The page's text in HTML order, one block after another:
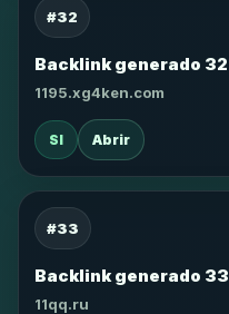
#32
Backlink generado 32
1195.xg4ken.com
SI Abrir
#33
Backlink generado 33
11qq.ru